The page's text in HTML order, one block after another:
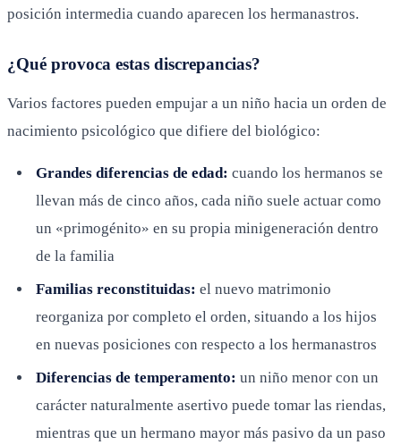
posición intermedia cuando aparecen los hermanastros.
¿Qué provoca estas discrepancias?
Varios factores pueden empujar a un niño hacia un orden de
nacimiento psicológico que difiere del biológico:
Grandes diferencias de edad: cuando los hermanos se
llevan más de cinco años, cada niño suele actuar como
un «primogénito» en su propia minigeneración dentro
de la familia
Familias reconstituidas: el nuevo matrimonio
reorganiza por completo el orden, situando a los hijos
en nuevas posiciones con respecto a los hermanastros
Diferencias de temperamento: un niño menor con un
carácter naturalmente asertivo puede tomar las riendas,
mientras que un hermano mayor más pasivo da un paso